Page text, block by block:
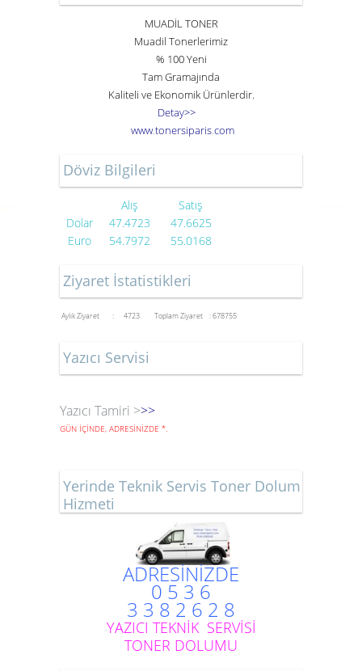
MUADİL TONER
Muadil Tonerlerimiz
% 100 Yeni
Tam Gramajında
Kaliteli ve Ekonomik Ürünlerdir.
Detay>>
www.tonersiparis.com
Döviz Bilgileri
Alış
Satış
Dolar
47.4723
47.6625
Euro
54.7972 55.0168
Ziyaret İstatistikleri
Aylık Ziyaret : 4723 Toplam Ziyaret : 678755
Yazıcı Servisi
Yazıcı Tamiri >>>
GÜN İÇİNDE, ADRESİNİZDE *.
Yerinde Teknik Servis Toner Dolum
Hizmeti
ADRESİNİZDE
0 5 3 6
3 3 8 2 6 2 8
YAZICI TEKNİK SERVİSİ
TONER DOLUMU